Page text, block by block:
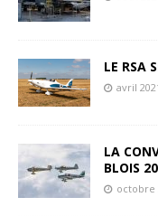
LE RSA
avril
LA
BLOIS
octobre